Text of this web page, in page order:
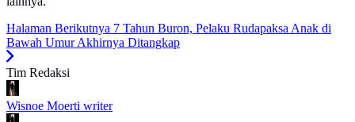
Halaman Berikutnya 7 Tahun Buron, Pelaku Rudapaksa Anak di
Bawah Umur Akhirnya Ditangkap
Tim Redaksi
Wisnoe Moerti writer